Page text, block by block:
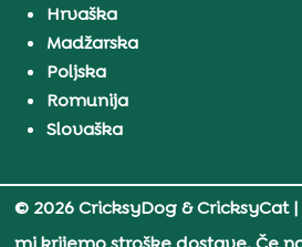
Hrvaška
Madžarska
Poljska
Romunija
Slovaška
© 2026 CricksyDog & CricksyCat